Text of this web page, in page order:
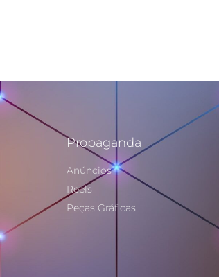
Propaganda
Anúncios
Reels
Peças Gráficas